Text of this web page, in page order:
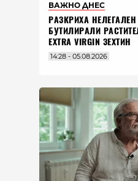
ВАЖНО ДНЕС
РАЗКРИХА
БУТИЛИРАЛИ
EXTRA VIRGIN ЗЕХТИН
14:28 - 05.08.2026